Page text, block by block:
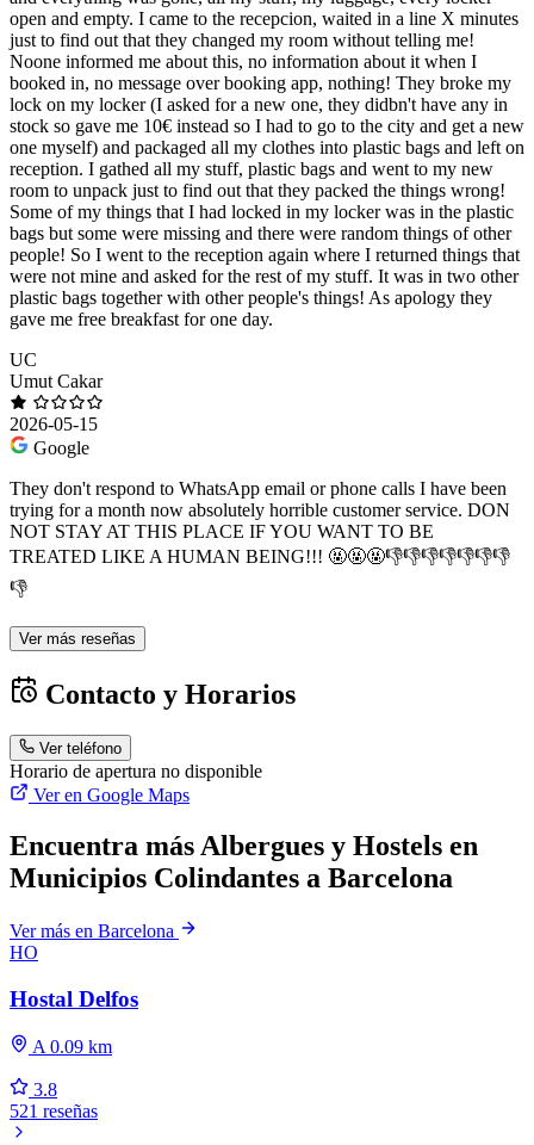
open and empty. I came to the recepcion, waited in a line X minutes
just to find out that they changed my room without telling me!
Noone informed me about this, no information about it when I
booked in, no message over booking app, nothing! They broke my
lock on my locker (I asked for a new one, they didbn't have any in
stock so gave me 10€ instead so I had to go to the city and get a new
one myself) and packaged all my clothes into plastic bags and left on
reception. I gathed all my stuff, plastic bags and went to my new
room to unpack just to find out that they packed the things wrong!
Some of my things that I had locked in my locker was in the plastic
bags but some were missing and there were random things of other
people! So I went to the reception again where I returned things that
were not mine and asked for the rest of my stuff. It was in two other
plastic bags together with other people's things! As apology they
gave me free breakfast for one day.
UC
Umut Cakar
2026-05-15
Google
They don't respond to WhatsApp email or phone calls I have been
trying for a month now absolutely horrible customer service. DON
NOT STAY AT THIS PLACE IF YOU WANT TO BE
TREATED LIKE A HUMAN BEING!!! 🤬🤬🤬👎👎👎👎👎👎👎
👎
Ver más reseñas
Contacto y Horarios
Ver teléfono
Horario de apertura no disponible
Ver en Google Maps
Encuentra más Albergues y Hostels en
Municipios Colindantes a Barcelona
Ver más en Barcelona
HO
Hostal Delfos
A 0.09 km
3.8
521 reseñas